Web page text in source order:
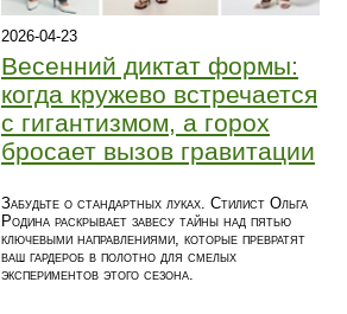
2026-04-23
Весенний диктат формы:
когда кружево встречается
с гигантизмом, а горох
бросает вызов гравитации
Забудьте о стандартных луках. Стилист Ольга
Родина раскрывает завесу тайны над пятью
ключевыми направлениями, которые превратят
ваш гардероб в полотно для смелых
экспериментов этого сезона.